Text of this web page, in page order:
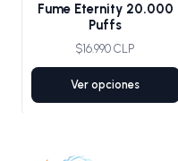
Fume Eternity 20.000
Puffs
$16.990 CLP
Ver opciones